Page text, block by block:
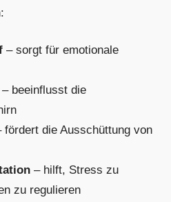
– sorgt für emotionale
– beeinflusst die
fördert die Ausschüttung von
– hilft, Stress zu
zu regulieren